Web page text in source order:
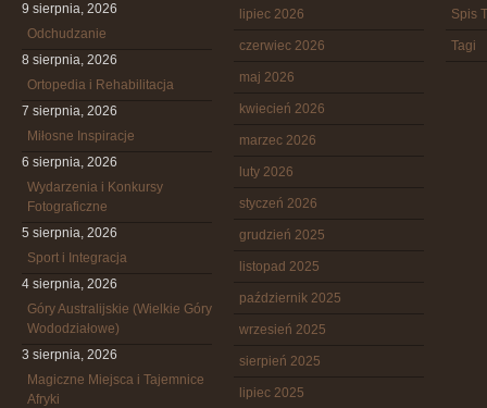
9 sierpnia, 2026
Odchudzanie
8 sierpnia, 2026
Ortopedia i Rehabilitacja
7 sierpnia, 2026
Miłosne Inspiracje
6 sierpnia, 2026
Wydarzenia i Konkursy
Fotograficzne
5 sierpnia, 2026
Sport i Integracja
4 sierpnia, 2026
Góry Australijskie (Wielkie Góry
Wododziałowe)
3 sierpnia, 2026
Magiczne Miejsca i Tajemnice
Afryki
lipiec 2026
czerwiec 2026
maj 2026
kwiecień 2026
marzec 2026
luty 2026
styczeń 2026
grudzień 2025
listopad 2025
październik 2025
wrzesień 2025
sierpień 2025
lipiec 2025
Spis
Tagi